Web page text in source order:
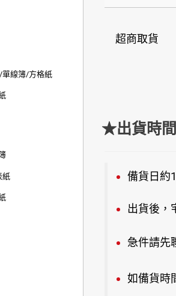
線簿/方格紙
紙
超商取貨
★出貨時
備貨日約
出貨後，
急件請先
如備貨時